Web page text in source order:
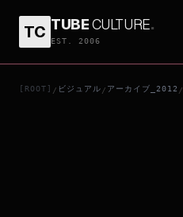
TC TUBECULTURE.
EST. 2006
[ROOT] / ビジュアル / アーカイブ_2012 /
LOL